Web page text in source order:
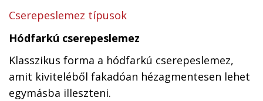
Cserepeslemez típusok
Hódfarkú cserepeslemez
Klasszikus forma a hódfarkú cserepeslemez,
amit kiviteléből fakadóan hézagmentesen lehet
egymásba illeszteni.